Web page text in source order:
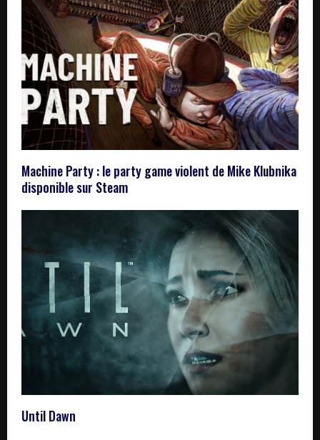
Machine Party : le party game violent de Mike Klubnika
disponible sur Steam
Until Dawn